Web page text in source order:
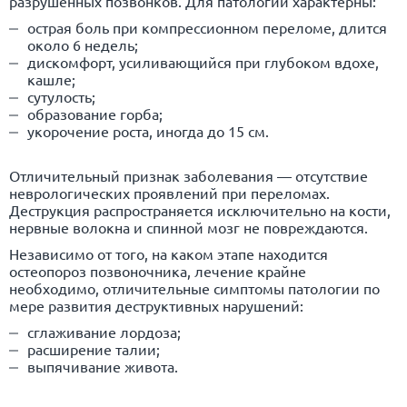
острая боль при компрессионном переломе, длится
около 6 недель;
дискомфорт, усиливающийся при глубоком вдохе,
кашле;
сутулость;
образование горба;
укорочение роста, иногда до 15 см.
Отличительный признак заболевания — отсутствие
неврологических проявлений при переломах.
Деструкция распространяется исключительно на кости,
нервные волокна и спинной мозг не повреждаются.
Независимо от того, на каком этапе находится
остеопороз позвоночника, лечение крайне
необходимо, отличительные симптомы патологии по
мере развития деструктивных нарушений:
сглаживание лордоза;
расширение талии;
выпячивание живота.